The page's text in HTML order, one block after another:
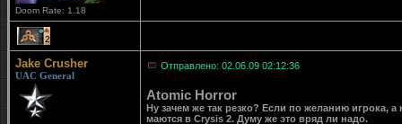
Doom Rate: 1.18
2
Jake Crusher
UAC General
Отправлено: 02.06.09 02:12:36
Atomic Horror
Ну зачем же так резко? Если по желанию игрока,
маются в Crysis 2. Думу же это вряд ли надо.